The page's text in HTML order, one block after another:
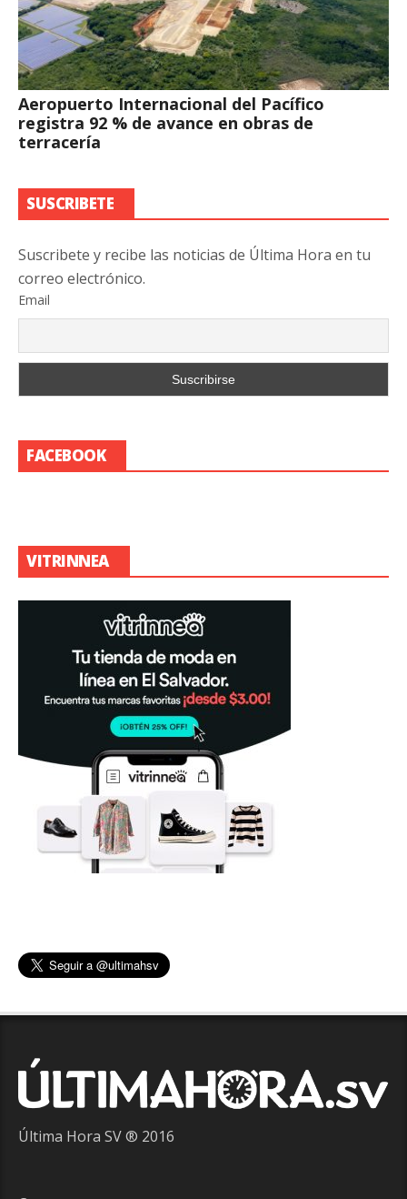
Aeropuerto Internacional del Pacífico
registra 92 % de avance en obras de
terracería
SUSCRIBETE
Suscribete y recibe las noticias de Última Hora en tu
correo electrónico.
Email
FACEBOOK
VITRINNEA
Última Hora SV ® 2016